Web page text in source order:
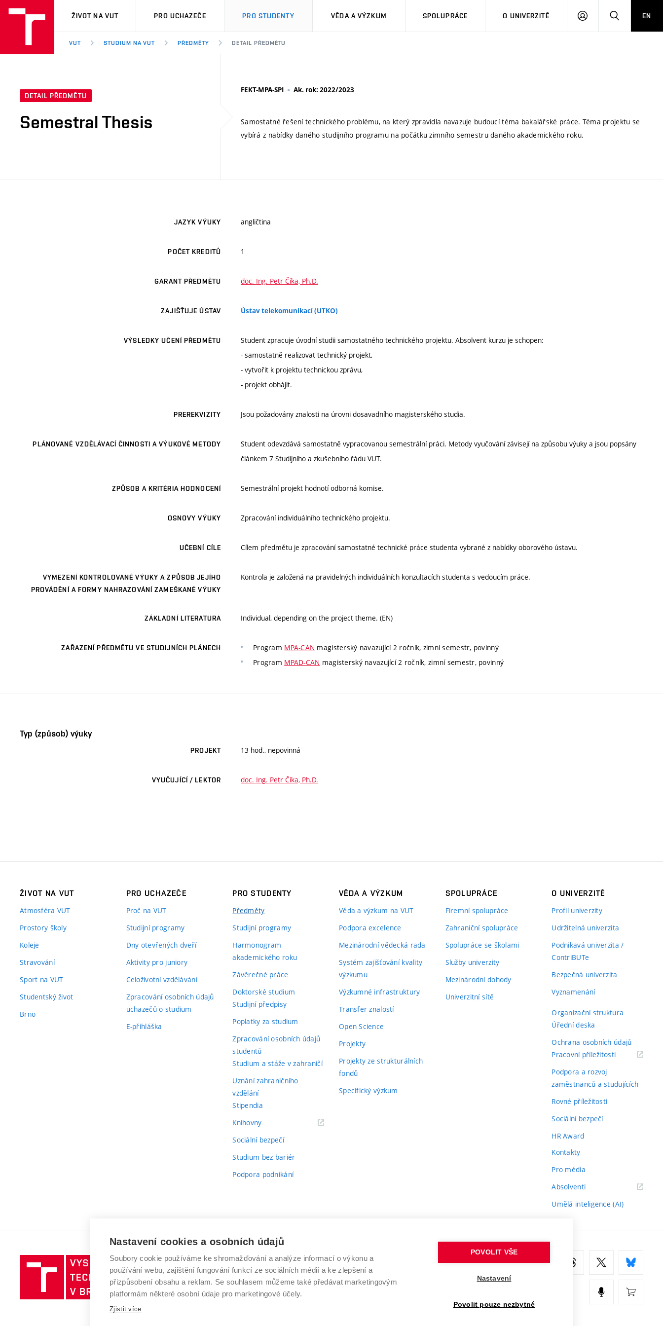
VUT
ŽIVOT NA VUT PRO UCHAZEČE PRO STUDENTY VĚDA A VÝZKUM SPOLUPRÁCE O UNIVERZITĚ
PŘIHLÁSIT HLEDATEN
VUT STUDIUM NA VUT PŘEDMĚTY DETAIL PŘEDMĚTU
DETAIL PŘEDMĚTU
Semestral Thesis
FEKT-MPA-SPI Ak. rok: 2022/2023
Samostatné řešení technického problému, na který zpravidla navazuje budoucí téma bakalářské práce. Téma projektu se
vybírá z nabídky daného studijního programu na počátku zimního semestru daného akademického roku.
JAZYK VÝUKY angličtina
POČET KREDITŮ 1
GARANT PŘEDMĚTU doc. Ing. Petr Číka, Ph.D.
ZAJIŠŤUJE ÚSTAV Ústav telekomunikací (UTKO)
VÝSLEDKY UČENÍ PŘEDMĚTU
Student zpracuje úvodní studii samostatného technického projektu. Absolvent kurzu je schopen:
- samostatně realizovat technický projekt,
- vytvořit k projektu technickou zprávu,
- projekt obhájit.
PREREKVIZITY Jsou požadovány znalosti na úrovni dosavadního magisterského studia.
PLÁNOVANÉ VZDĚLÁVACÍ ČINNOSTI A VÝUKOVÉ METODY
Student odevzdává samostatně vypracovanou semestrální práci. Metody vyučování závisejí na způsobu výuky a jsou popsány
článkem 7 Studijního a zkušebního řádu VUT.
ZPŮSOB A KRITÉRIA HODNOCENÍ Semestrální projekt hodnotí odborná komise.
OSNOVY VÝUKY Zpracování individuálního technického projektu.
UČEBNÍ CÍLE Cílem předmětu je zpracování samostatné technické práce studenta vybrané z nabídky oborového ústavu.
VYMEZENÍ KONTROLOVANÉ VÝUKY A ZPŮSOB JEJÍHO
PROVÁDĚNÍ A FORMY NAHRAZOVÁNÍ ZAMEŠKANÉ VÝUKY
Kontrola je založená na pravidelných individuálních konzultacích studenta s vedoucím práce.
ZÁKLADNÍ LITERATURA Individual, depending on the project theme. (EN)
ZAŘAZENÍ PŘEDMĚTU VE STUDIJNÍCH PLÁNECH Program MPA-CAN magisterský navazující 2 ročník, zimní semestr, povinný
Program MPAD-CAN magisterský navazující 2 ročník, zimní semestr, povinný
Typ (způsob) výuky
PROJEKT 13 hod., nepovinná
VYUČUJÍCÍ / LEKTOR doc. Ing. Petr Číka, Ph.D.
ŽIVOT NA VUT
Atmosféra VUT
Prostory školy
Koleje
Stravování
Sport na VUT
Studentský život
Brno
PRO UCHAZEČE
Proč na VUT
Studijní programy
Dny otevřených dveří
Aktivity pro juniory
Celoživotní vzdělávání
Zpracování osobních údajů
uchazečů o studium
E-přihláška
PRO STUDENTY
Předměty
Studijní programy
Harmonogram
akademického roku
Závěrečné práce
Doktorské studium
Studijní předpisy
Poplatky za studium
Zpracování osobních údajů
studentů
Studium a stáže v zahraničí
Uznání zahraničního
vzdělání
Stipendia
Knihovny(externí
Sociální bezpečí
Studium bez bariér
Podpora podnikání
VĚDA A VÝZKUM
Věda a výzkum na VUT
Podpora excelence
Mezinárodní vědecká rada
Systém zajišťování kvality
výzkumu
Výzkumné infrastruktury
Transfer znalostí
Open Science
Projekty
Projekty ze strukturálních
fondů
Specifický výzkum
SPOLUPRÁCE
Firemní spolupráce
Zahraniční spolupráce
Spolupráce se školami
Služby univerzity
Mezinárodní dohody
Univerzitní sítě
O UNIVERZITĚ
Profil univerzity
Udržitelná univerzita
Podnikavá univerzita /
ContriBUTe
Bezpečná univerzita
Vyznamenání
Organizační struktura
Úřední deska
Ochrana osobních údajů
Pracovní příležitosti(externí
Podpora a rozvoj
zaměstnanců a studujících
Rovné příležitosti
Sociální bezpečí
HR Award
Kontakty
Pro média
Absolventi(externí
Umělá inteligence (AI)
Vysoké
učení
technické
v
VYSOKÉ UČENÍ TECHNICKÉ V BRNĚ
Antonínská 548/1
602 00 Brno
www.vut.cz
Nastavení cookies a osobních údajů
Soubory cookie používáme ke shromažďování a analýze informací o výkonu a
používání webu, zajištění fungování funkcí ze sociálních médií a ke zlepšení a
přizpůsobení obsahu a reklam. Se souhlasem můžeme také předávat marketingovým
platformám některé osobní údaje pro marketingové účely.
Zjistit více
POVOLIT VŠE
Nastavení
Povolit pouze nezbytné